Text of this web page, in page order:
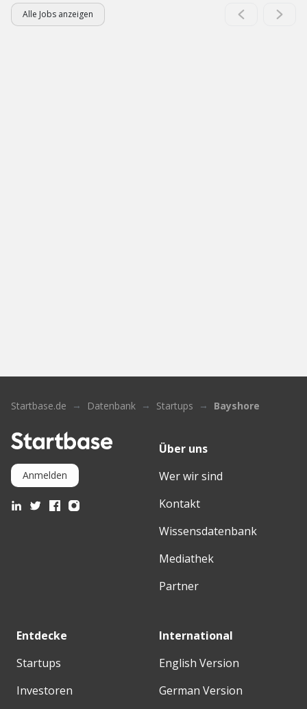
Alle Jobs anzeigen
Startbase.de Datenbank Startups Bayshore
Anmelden
Über uns
Wer wir sind
Kontakt
Wissensdatenbank
Mediathek
Partner
Entdecke
Startups
Investoren
International
English Version
German Version